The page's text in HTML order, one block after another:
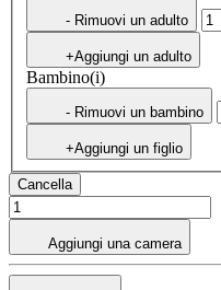
- Rimuovi un adulto
+Aggiungi un adulto
Bambino(i)
- Rimuovi un bambino
+Aggiungi un figlio
Cancella
Aggiungi una camera